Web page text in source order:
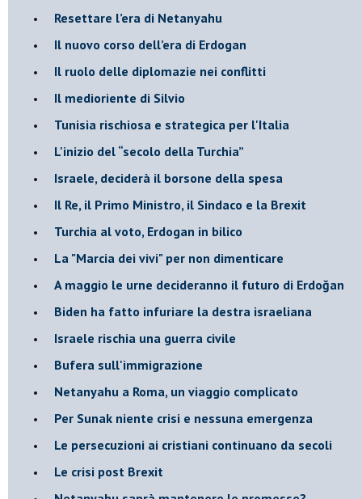
Resettare l’era di Netanyahu
​Il nuovo corso dell’era di Erdogan
Il ruolo delle diplomazie nei conflitti
Il medioriente di Silvio
Tunisia rischiosa e strategica per l'Italia
L'inizio del “secolo della Turchia”
Israele, deciderà il borsone della spesa
Il Re, il Primo Ministro, il Sindaco e la Brexit
Turchia al voto, Erdogan in bilico
La "Marcia dei vivi" per non dimenticare
A maggio le urne decideranno il futuro di Erdoğan
Biden ha fatto infuriare la destra israeliana
Israele rischia una guerra civile
Bufera sull'immigrazione
Netanyahu a Roma, un viaggio complicato
Per Sunak niente crisi e nessuna emergenza
Le persecuzioni ai cristiani continuano da secoli
Le crisi post Brexit